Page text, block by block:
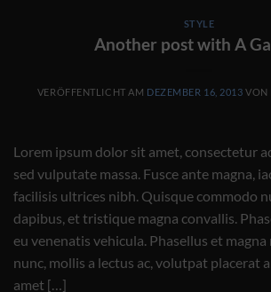
STYLE
Another post with A
VERÖFFENTLICHT AM DEZEMBER 16, 2013 VON
Lorem ipsum dolor sit amet, consectetur
sed vulputate massa. Fusce ante magna,
facilisis ultrices nibh. Quisque commodo
dapibus, et tristique magna convallis.
eu venenatis vehicula. Phasellus et
nunc, mollis a lectus ac, volutpat placerat
amet […]